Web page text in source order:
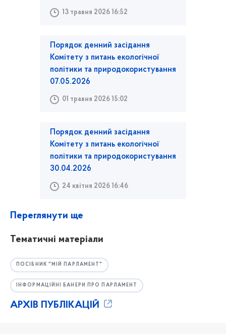
13 травня 2026 16:52
Порядок денний засідання
Комітету з питань екологічної
політики та природокористування
07.05.2026
01 травня 2026 15:02
Порядок денний засідання
Комітету з питань екологічної
політики та природокористування
30.04.2026
24 квітня 2026 16:46
Переглянути ще
Тематичні матеріали
ПОСІБНИК "МІЙ ПАРЛАМЕНТ"
ІНФОРМАЦІЙНІ БАНЕРИ ПРО ПАРЛАМЕНТ
АРХІВ ПУБЛІКАЦІЙ